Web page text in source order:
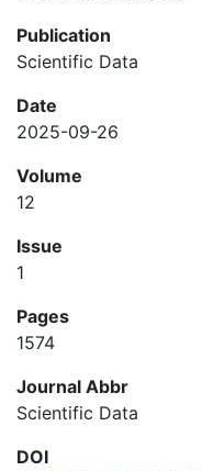
Publication
Scientific Data
Date
2025-09-26
Volume
12
Issue
1
Pages
1574
Journal Abbr
Scientific Data
DOI